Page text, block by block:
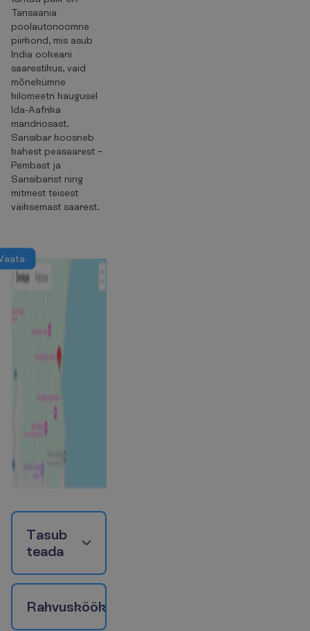
Tansaania
poolautonoomne
piirkond, mis asub
India ookeani
saarestikus, vaid
mõnekümne
kilomeetri kaugusel
Ida-Aafrika
mandriosast.
Sansibar koosneb
kahest peasaarest –
Pembast ja
Sansibarist ning
mitmest teisest
väiksemast saarest.
aata
Tasub
teada
Rahvusköök